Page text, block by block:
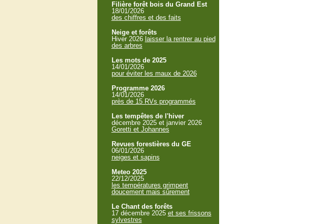
Filière forêt bois du Grand Est
18/01/2026
des chiffres et des faits
Neige et forêts
Hiver 2026 laisser la rentrer au pied
des arbres
Les mots de 2025
14/01/2026
pour éviter les maux de 2026
Programme 2026
14/01/2026
près de 15 RVs programmés
Les tempêtes de l'hiver
décembre 2025 et janvier 2026
Goretti et Johannes
Revues forestières du GE
06/01/2026
neiges et sapins
Meteo 2025
22/12/2025
les températures grimpent
doucement mais sûrement
Le Chant des forêts
17 décembre 2025 et ses frissons
sylvestres